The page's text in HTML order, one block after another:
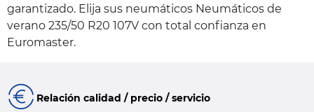
garantizado. Elija sus neumáticos Neumáticos de
verano 235/50 R20 107V con total confianza en
Euromaster.
Relación calidad / precio / servicio